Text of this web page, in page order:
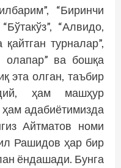
“Биринчи
“Алвидо,
турналар”,
олапар” ва бошқа
эта олган, таъбир
ҳам машҳур
адабиётимизда
Айтматов номи
Рашидов ҳар бир
ёндашади. Бунга